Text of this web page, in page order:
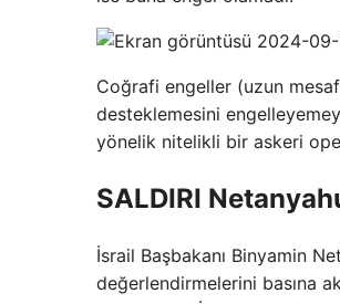
Coğrafi engeller (uzun
desteklemesini
yönelik nitelikli bir askeri
SALDIRI
İsrail Başbakanı Binyamin
değerlendirmelerini basına